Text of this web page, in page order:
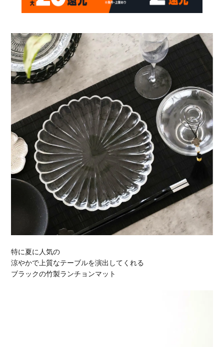
特に夏に人気の
涼やかで上質なテーブルを演出してくれる
ブラックの竹製ランチョンマット